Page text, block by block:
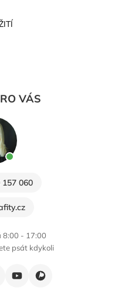
VÁS
157 060
8:00 - 17:00
psát kdykoli